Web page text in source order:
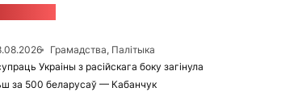
Грамадства, Палітыка
Украіны з расійскага боку загінула
за 500 беларусаў — Кабанчук